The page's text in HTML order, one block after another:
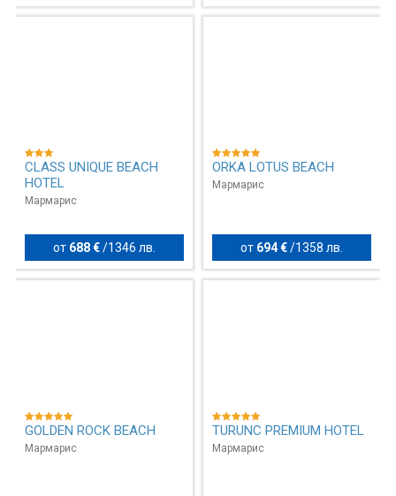
CLASS UNIQUE BEACH
HOTEL
Мармарис
от 688 € / 1346 лв.
ORKA LOTUS BEACH
Мармарис
от 694 €/ 1358 лв.
GOLDEN ROCK BEACH
Мармарис
TURUNC PREMIUM HOTEL
Мармарис